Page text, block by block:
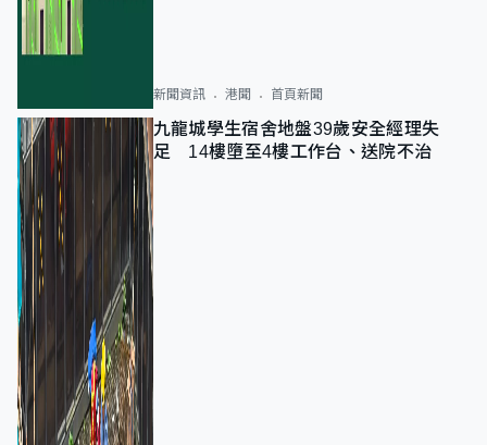
新聞資訊 港聞 首頁新聞
九龍城學生宿舍地盤39歲安全經理失
足 14樓墮至4樓工作台、送院不治